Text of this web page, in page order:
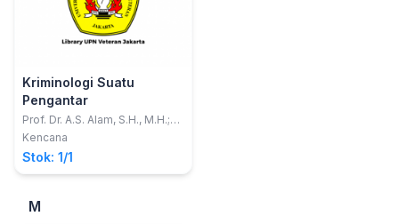
Kriminologi Suatu
Pengantar
Prof. Dr. A.S. Alam, S.H., M.H.;
Dr. Amir Ilyas, S.H., M.H.
Kencana
Stok: 1/1
M